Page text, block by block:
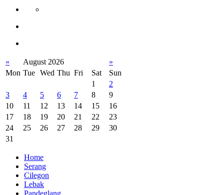
« August 2026
»
Mon Tue Wed Thu Fri Sat
Sun
1
2
3
4 5 6 7 8
9
10
11 12 13 14 15
16
17
18 19 20 21 22
23
24
25 26 27 28 29
30
31
Home
Serang
Cilegon
Lebak